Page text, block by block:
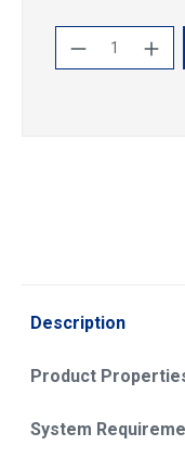
Product
Description
Product
System